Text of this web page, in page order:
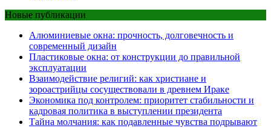
Новые публикации
Алюминиевые окна: прочность, долговечность и
современный дизайн
Пластиковые окна: от конструкции до правильной
эксплуатации
Взаимодействие религий: как христиане и
зороастрийцы сосуществовали в древнем Ираке
Экономика под контролем: приоритет стабильности и
кадровая политика в выступлении президента
Тайна молчания: как подавленные чувства подрывают